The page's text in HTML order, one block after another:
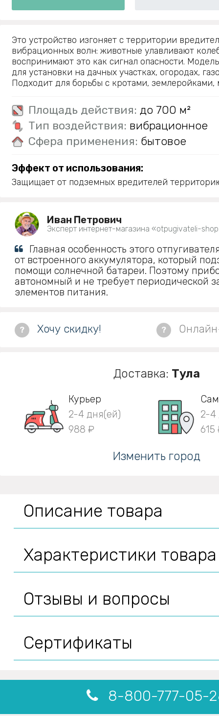
Это устройство изгоняет с территории
вибрационных волн: животные улавливают
воспринимают это как сигнал опасности.
для установки на дачных участках, огородах,
Подходит для борьбы с кротами, землеройками,
Площадь действия: до 700 м²
Тип воздействия: вибрационное
Сфера применения: бытовое
Эффект от использования:
Защищает от подземных вредителей
Иван Петрович
Эксперт интернет-магазина «otpugivateli-
Главная особенность этого
от встроенного аккумулятора, который
помощи солнечной батареи. Поэтому
автономный и не требует периодической
элементов питания.
? Хочу скидку! ?
Доставка: Тула
Курьер
2-4 дня(ей)
988 ₽
2-4
615
Изменить город
Описание товара
Характеристики товара
Отзывы и вопросы
Сертификаты
8-800-777-05-